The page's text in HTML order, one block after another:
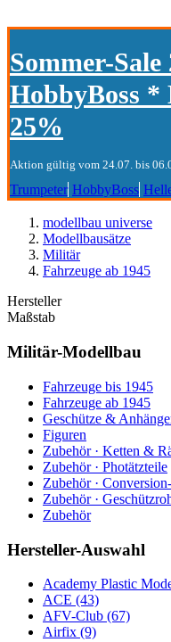
Sommer-
HobbyBoss
25%
Aktion gültig vom 24.07. bis
Trumpeter HobbyBoss
modellbau universe
Modellbausätze
Militär
Fahrzeuge ab 1945
Hersteller
Maßstab
Militär-Modellbau
Fahrzeuge bis 1945
Fahrzeuge ab 1945
Geschütze &
Figuren
Zubehör · Ketten &
Zubehör · Photätzteile
Zubehör ·
Zubehör ·
Zubehör
Hersteller-Auswahl
Academy Plastic
ACE (43)
AFV-Club (67)
Airfix (9)